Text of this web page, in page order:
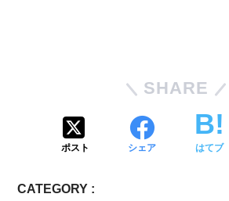
SHARE
ポスト シェア はてブ
CATEGORY :